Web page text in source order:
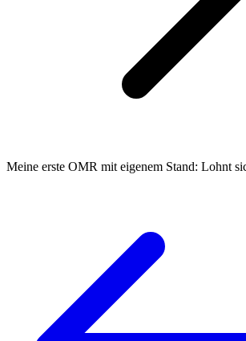
Meine erste OMR mit eigenem Stand: Lohnt